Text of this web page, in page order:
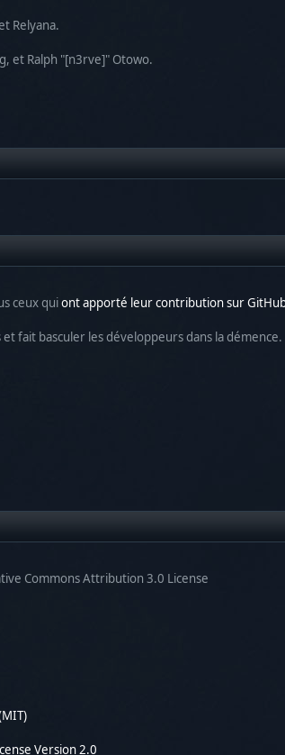
Relyana.
et Ralph "[n3rve]" Otowo.
ceux quiont apporté leur contribution sur
fait basculer les développeurs dans la démence.
Commons Attribution 3.0 License
Version 2.0